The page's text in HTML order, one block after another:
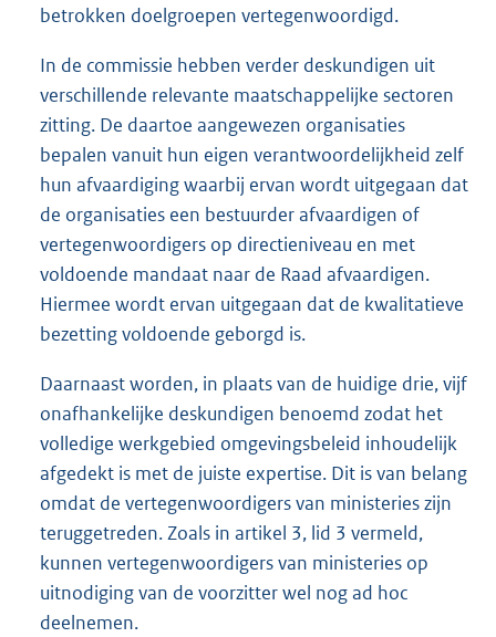
betrokken doelgroepen vertegenwoordigd.
In de commissie hebben verder deskundigen uit
verschillende relevante maatschappelijke sectoren
zitting. De daartoe aangewezen organisaties
bepalen vanuit hun eigen verantwoordelijkheid zelf
hun afvaardiging waarbij ervan wordt uitgegaan dat
de organisaties een bestuurder afvaardigen of
vertegenwoordigers op directieniveau en met
voldoende mandaat naar de Raad afvaardigen.
Hiermee wordt ervan uitgegaan dat de kwalitatieve
bezetting voldoende geborgd is.
Daarnaast worden, in plaats van de huidige drie, vijf
onafhankelijke deskundigen benoemd zodat het
volledige werkgebied omgevingsbeleid inhoudelijk
afgedekt is met de juiste expertise. Dit is van belang
omdat de vertegenwoordigers van ministeries zijn
teruggetreden. Zoals in artikel 3, lid 3 vermeld,
kunnen vertegenwoordigers van ministeries op
uitnodiging van de voorzitter wel nog ad hoc
deelnemen.